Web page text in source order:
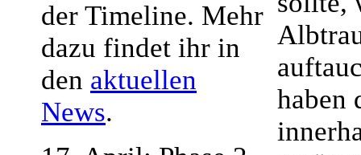
der Timeline. Mehr
dazu findet ihr in
den aktuellen
News.
haben